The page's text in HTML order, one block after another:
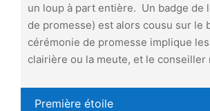
un loup à part entière. Un badge de
de promesse) est alors cousu sur le
cérémonie de promesse implique
clairière ou la meute, et le conseiller
Première étoile